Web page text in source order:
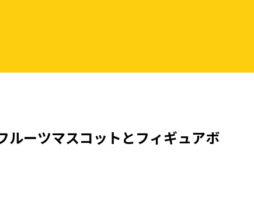
ルーツマスコットとフィギュアボ